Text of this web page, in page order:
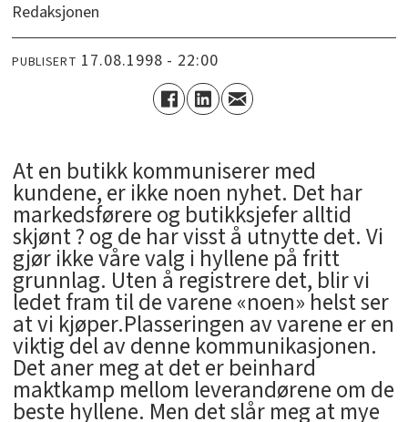
Redaksjonen
PUBLISERT 17.08.1998 - 22:00
At en butikk kommuniserer med
kundene, er ikke noen nyhet. Det har
markedsførere og butikksjefer alltid
skjønt ? og de har visst å utnytte det. Vi
gjør ikke våre valg i hyllene på fritt
grunnlag. Uten å registrere det, blir vi
ledet fram til de varene «noen» helst ser
at vi kjøper.Plasseringen av varene er en
viktig del av denne kommunikasjonen.
Det aner meg at det er beinhard
maktkamp mellom leverandørene om de
beste hyllene. Men det slår meg at mye